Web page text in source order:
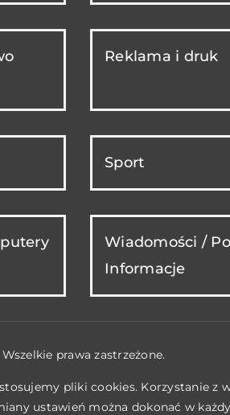
Reklama i druk
Sport
Wiadomości /
Informacje
prawa zastrzeżone.
pliki cookies. Korzystanie z
ustawień można dokonać w